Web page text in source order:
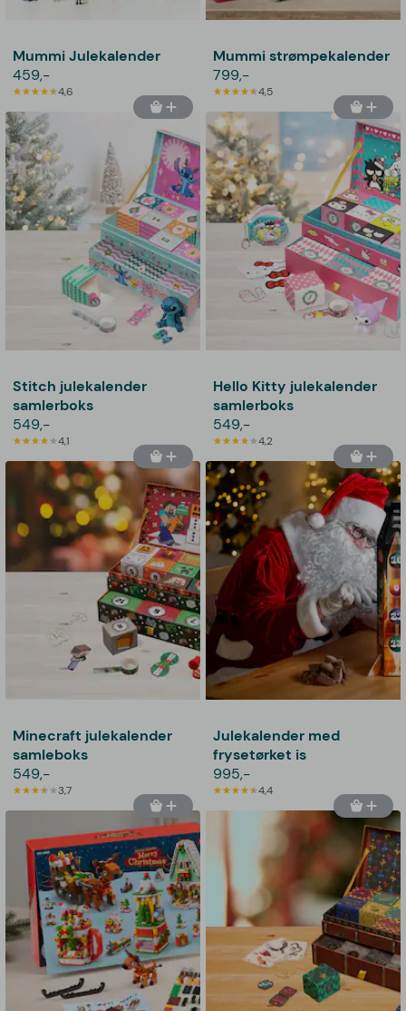
Mummi Julekalender
459,-
4,6
Mummi strømpekalender
799,-
4,5
Stitch julekalender
samlerboks
549,-
4,1
Hello Kitty julekalender
samlerboks
549,-
4,2
Minecraft julekalender
samleboks
549,-
3,7
Julekalender med
frysetørket is
995,-
4,4